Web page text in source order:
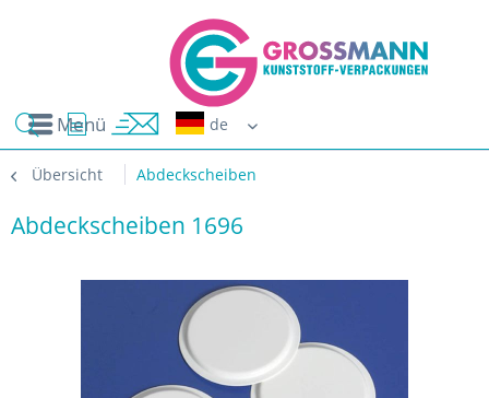
Menü
Übersicht Abdeckscheiben
Abdeckscheiben 1696